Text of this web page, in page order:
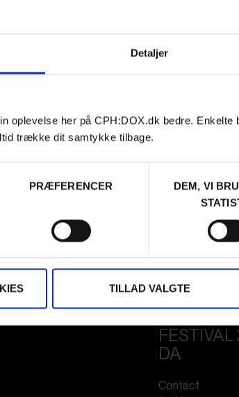
Detaljer
oplevelse her på CPH:DOX.dk bedre. Enkelte
trække dit samtykke tilbage.
PRÆFERENCER
DEM, VI
TILLAD VALGTE
FESTIVAL
DA
Contact